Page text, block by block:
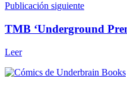
Publicación siguiente
TMB ‘Underground
Leer